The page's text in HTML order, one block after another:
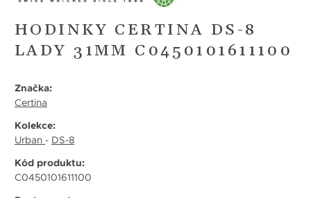
HODINKY CERTINA DS-8
LADY 31MM C0450101611100
Značka:
Certina
Kolekce:
Urban - DS-8
Kód produktu:
C0450101611100